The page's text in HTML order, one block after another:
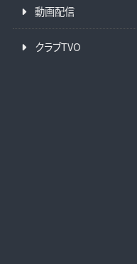
動画配信
クラブTVO